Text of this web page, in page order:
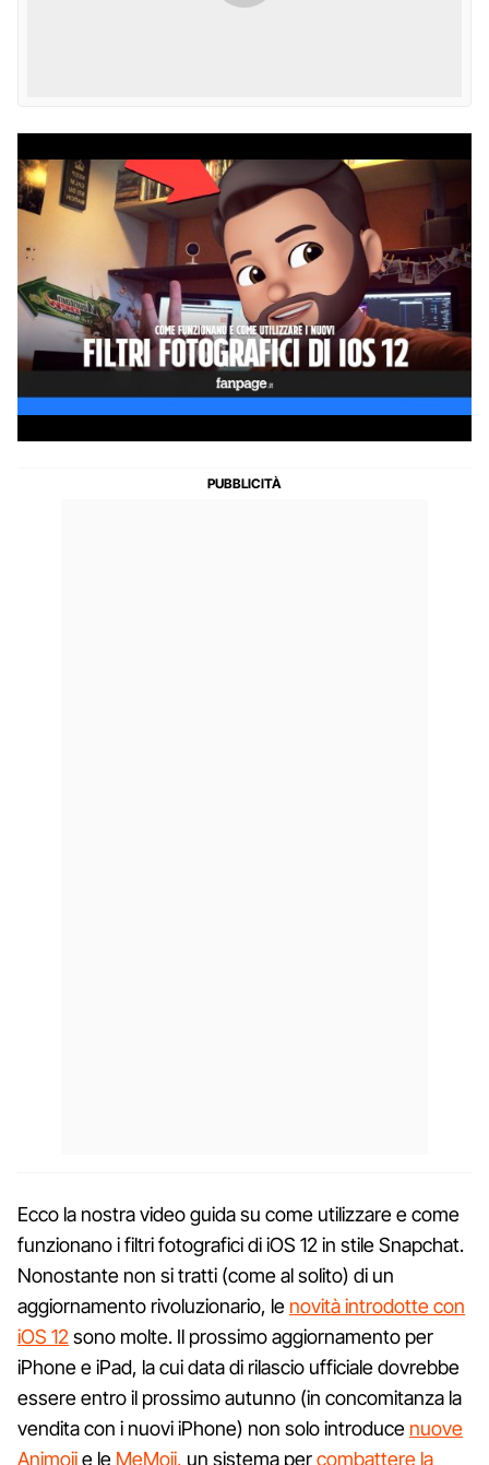
Ecco la nostra video guida su come utilizzare e come
funzionano i filtri fotografici di iOS 12 in stile Snapchat.
Nonostante non si tratti (come al solito) di un
aggiornamento rivoluzionario, le novità introdotte con
iOS 12 sono molte. Il prossimo aggiornamento per
iPhone e iPad, la cui data di rilascio ufficiale dovrebbe
essere entro il prossimo autunno (in concomitanza la
vendita con i nuovi iPhone) non solo introduce nuove
Animojie le MeMoji, un sistema percombattere la